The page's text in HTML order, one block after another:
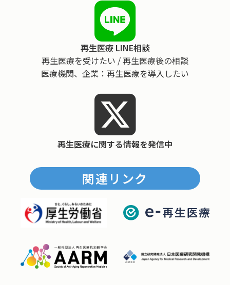
再生医療 LINE相談
再生医療を受けたい / 再生医療後の相談
医療機関、企業：再生医療を導入したい
再生医療に関する情報を発信中
関連リンク